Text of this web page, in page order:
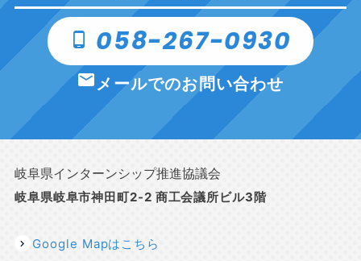
phone_android 058-267-0930
emailメールでのお問い合わせ
岐阜県インターンシップ推進協議会
岐阜県岐阜市神田町2-2 商工会議所ビル3階
Google Mapはこちら